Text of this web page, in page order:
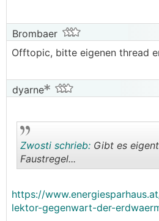
Brombaer
Offtopic, bitte eigenen thread
dyarne
..
Zwosti schrieb: Gibt es
Faustregel...
https://
lektor-gegenwart-der-